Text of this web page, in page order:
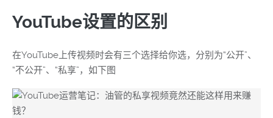
YouTube设置的区别
在YouTube上传视频时会有三个选择给你选，分别为“公开”、
“不公开”、“私享”，如下图